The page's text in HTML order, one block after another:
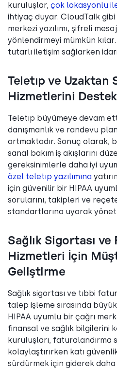
kuruluşlar, çok lokasyonlu
ihtiyaç duyar. CloudTalk gibi
merkezi yazılımı, şifreli
yönlendirmeyi mümkün
tutarlı iletişim sağlarken
Teletıp ve Uzaktan
Hizmetlerini
Teletıp büyümeye devam
danışmanlık ve randevu
artmaktadır. Sonuç olarak,
sanal bakım iş akışlarını
gereksinimlerle daha iyi
özel teletıp yazılımına
için güvenilir bir HIPAA
sorularını, takipleri ve
standartlarına uyarak
Sağlık Sigortası ve
Hizmetleri İçin
Geliştirme
Sağlık sigortası ve tıbbi
talep işleme sırasında
HIPAA uyumlu bir çağrı
finansal ve sağlık bilgilerini
kuruluşları, faturalandırma
kolaylaştırırken katı
sürdürmek için giderek daha